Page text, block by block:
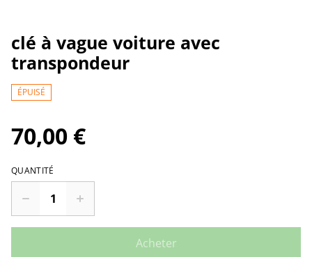
clé à vague voiture avec
transpondeur
ÉPUISÉ
70,00 €
QUANTITÉ
Acheter